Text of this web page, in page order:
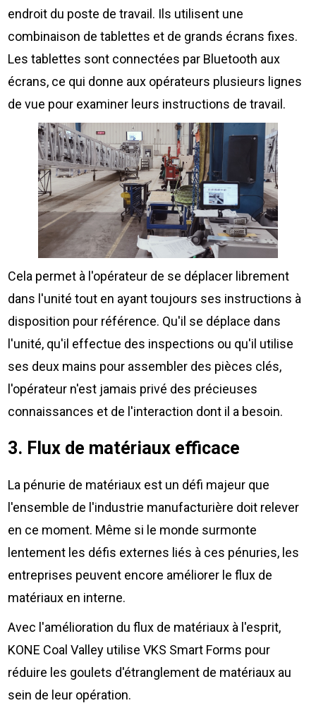
endroit du poste de travail. Ils utilisent une
combinaison de tablettes et de grands écrans fixes.
Les tablettes sont connectées par Bluetooth aux
écrans, ce qui donne aux opérateurs plusieurs lignes
de vue pour examiner leurs instructions de travail.
Cela permet à l'opérateur de se déplacer librement
dans l'unité tout en ayant toujours ses instructions à
disposition pour référence. Qu'il se déplace dans
l'unité, qu'il effectue des inspections ou qu'il utilise
ses deux mains pour assembler des pièces clés,
l'opérateur n'est jamais privé des précieuses
connaissances et de l'interaction dont il a besoin.
3. Flux de matériaux efficace
La pénurie de matériaux est un défi majeur que
l'ensemble de l'industrie manufacturière doit relever
en ce moment. Même si le monde surmonte
lentement les défis externes liés à ces pénuries, les
entreprises peuvent encore améliorer le flux de
matériaux en interne.
Avec l'amélioration du flux de matériaux à l'esprit,
KONE Coal Valley utilise VKS Smart Forms pour
réduire les goulets d'étranglement de matériaux au
sein de leur opération.